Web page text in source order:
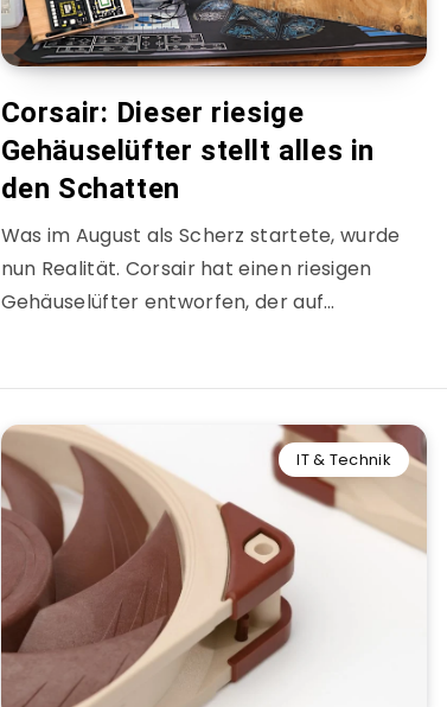
Corsair: Dieser riesige
Gehäuselüfter stellt alles in
den Schatten
Was im August als Scherz startete, wurde
nun Realität. Corsair hat einen riesigen
Gehäuselüfter entworfen, der auf…
IT & Technik